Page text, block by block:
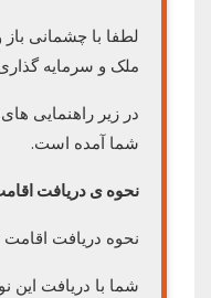
لطفا با چشمانی
ملک و سرمایه گذاری
در زیر راهنمایی
شما آمده است.
نحوه ی دریافت
نحوه دریافت
شما با دریافت این